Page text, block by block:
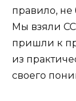
правило, не
Мы взяли
пришли к
из
своего